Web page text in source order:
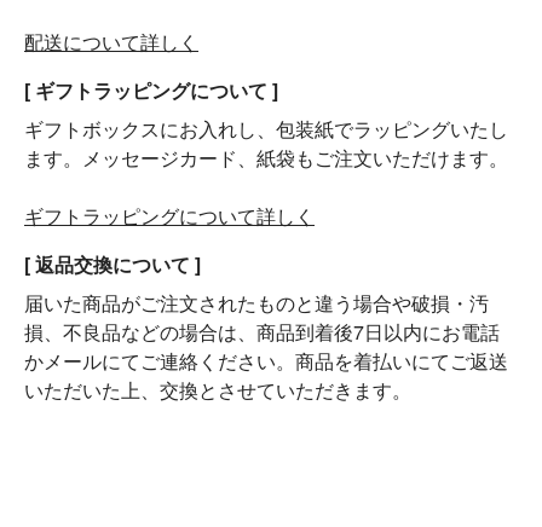
配送について詳しく
[ ギフトラッピングについて ]
ギフトボックスにお入れし、包装紙でラッピングいたし
ます。メッセージカード、紙袋もご注文いただけます。
ギフトラッピングについて詳しく
[ 返品交換について ]
届いた商品がご注文されたものと違う場合や破損・汚
損、不良品などの場合は、商品到着後7日以内にお電話
かメールにてご連絡ください。商品を着払いにてご返送
いただいた上、交換とさせていただきます。